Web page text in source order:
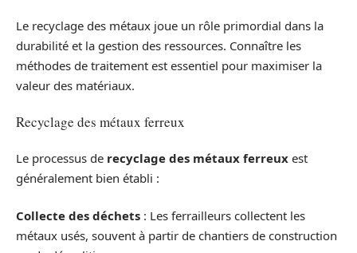
Le recyclage des métaux joue un rôle primordial dans la
durabilité et la gestion des ressources. Connaître les
méthodes de traitement est essentiel pour maximiser la
valeur des matériaux.
Recyclage des métaux ferreux
Le processus de recyclage des métaux ferreux est
généralement bien établi :
Collecte des déchets : Les ferrailleurs collectent les
métaux usés, souvent à partir de chantiers de construction